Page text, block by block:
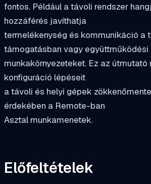
fontos. Például a távoli rendszer
hozzáférés javíthatja
termelékenység és kommunikáció a
támogatásban vagy együttműködési
munkakörnyezeteket. Ez az
konfiguráció lépéseit
a távoli és helyi gépek
érdekében a Remote-ban
Asztal munkamenetek.
Előfeltételek